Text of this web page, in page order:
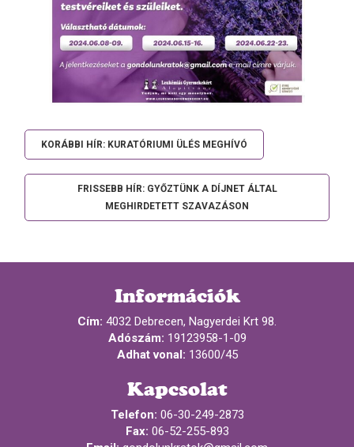
KORÁBBI HÍR: KURATÓRIUMI ÜLÉS MEGHÍVÓ
FRISSEBB HÍR: GYŐZTÜNK A DÍJNET ÁLTAL
MEGHIRDETETT SZAVAZÁSON
Információk
Cím: 4032 Debrecen, Nagyerdei Krt 98.
Adószám: 19123958-1-09
Adhat vonal: 13600/45
Kapcsolat
Telefon: 06-30-249-2873
Fax: 06-52-255-893